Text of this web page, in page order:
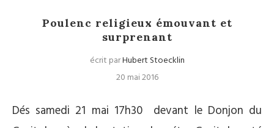
Poulenc religieux émouvant et
surprenant
écrit parHubert Stoecklin
20 mai 2016
Dés samedi 21 mai 17h30 devant le Donjon du